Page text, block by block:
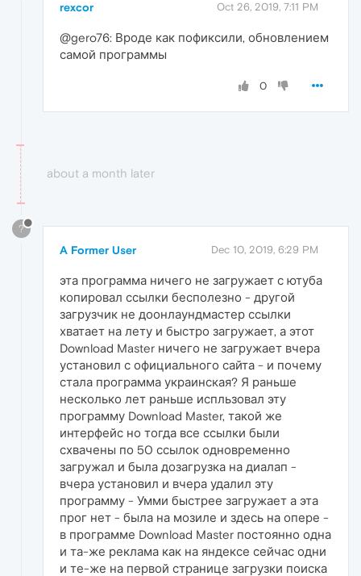
rexcor Oct 26, 2019, 7:11 PM
@gero76: Вроде как пофиксили, обновлением
самой программы
0
about a month later
?
A Former User Dec 10, 2019, 6:29 PM
эта программа ничего не загружает с ютуба
копировал ссылки бесполезно - другой
загрузчик не доонлаундмастер ссылки
хватает на лету и быстро загружает, а этот
Download Master ничего не загружает вчера
установил с официального сайта - и почему
стала программа украинская? Я раньше
несколько лет раньше испльзовал эту
программу Download Master, такой же
интерфейс но тогда все ссылки были
схвачены по 50 ссылок одновременно
загружал и была дозагрузка на диалап -
вчера установил и вчера удалил эту
программу - Умми быстрее загружает а эта
прог нет - была на мозиле и здесь на опере -
в программе Download Master постоянно одна
и та-же реклама как на яндексе сейчас одни
и те-же на первой странице загрузки поиска